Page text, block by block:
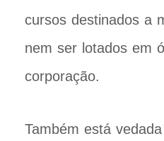
cursos destinados a
nem ser lotados em
corporação.
Também está